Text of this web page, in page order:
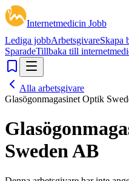
Internetmedicin Jobb
Lediga jobbArbetsgivareSkapa
SparadeTillbaka till
Alla arbetsgivare
Glasögonmagasinet Optik
Sweden AB